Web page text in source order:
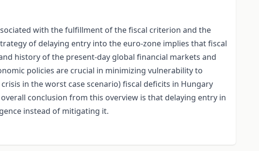
with the fulfillment of the fiscal criterion and the
of delaying entry into the euro-zone implies that fiscal
history of the present-day global financial markets and
policies are crucial in minimizing vulnerability to
in the worst case scenario) fiscal deficits in Hungary
conclusion from this overview is that delaying entry in
instead of mitigating it.